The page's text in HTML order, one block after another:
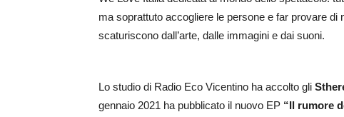
ma soprattuto accogliere le persone e far provare
scaturiscono dall’arte, dalle immagini e dai suoni.
Lo studio di Radio Eco Vicentino ha accolto gli
gennaio 2021 ha pubblicato il nuovo EP “Il rumore